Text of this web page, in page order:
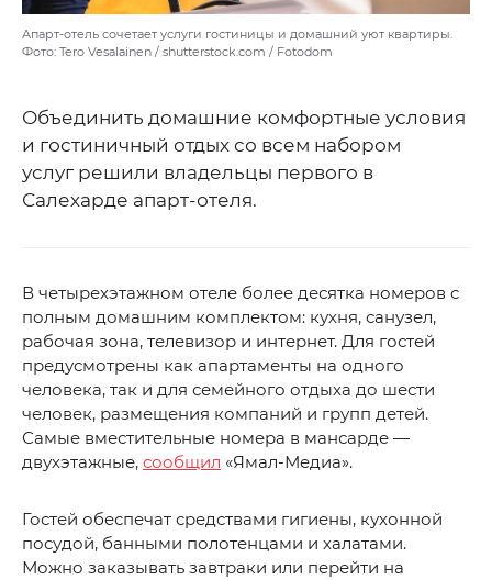
Апарт-отель сочетает услуги гостиницы и домашний уют квартиры.
Фото: Tero Vesalainen / shutterstock.com / Fotodom
Объединить домашние комфортные условия
и гостиничный отдых со всем набором
услуг решили владельцы первого в
Салехарде апарт-отеля.
В четырехэтажном отеле более десятка номеров с
полным домашним комплектом: кухня, санузел,
рабочая зона, телевизор и интернет. Для гостей
предусмотрены как апартаменты на одного
человека, так и для семейного отдыха до шести
человек, размещения компаний и групп детей.
Самые вместительные номера в мансарде —
двухэтажные, сообщил «Ямал-Медиа».
Гостей обеспечат средствами гигиены, кухонной
посудой, банными полотенцами и халатами.
Можно заказывать завтраки или перейти на